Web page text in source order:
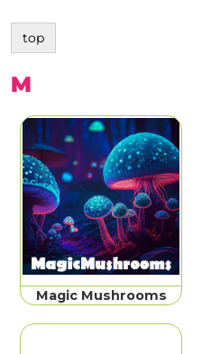
top
M
Magic Mushrooms